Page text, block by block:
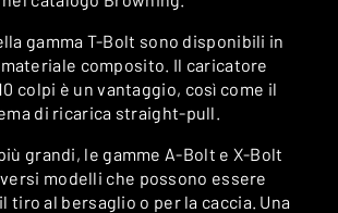
gamma T-Bolt sono disponibili in
composito. Il caricatore
colpi è un vantaggio, così come il
di ricarica straight-pull.
grandi, le gamme A-Bolt e X-Bolt
modelli che possono essere
tiro al bersaglio o per la caccia. Una